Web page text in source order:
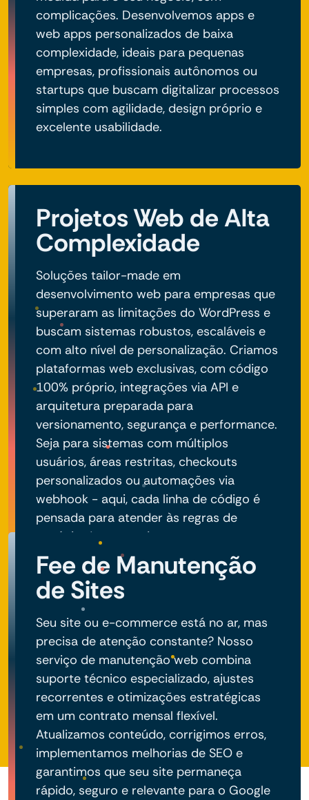
complicações. Desenvolvemos apps e
web apps personalizados de baixa
complexidade, ideais para pequenas
empresas, profissionais autônomos ou
startups que buscam digitalizar processos
simples com agilidade, design próprio e
excelente usabilidade.
Projetos Web de Alta
Complexidade
Soluções tailor-made em
desenvolvimento web para empresas que
superaram as limitações do WordPress e
buscam sistemas robustos, escaláveis e
com alto nível de personalização. Criamos
plataformas web exclusivas, com código
100% próprio, integrações via API e
arquitetura preparada para
versionamento, segurança e performance.
Seja para sistemas com múltiplos
usuários, áreas restritas, checkouts
personalizados ou automações via
webhook - aqui, cada linha de código é
pensada para atender às regras de
negócio do seu projeto.
Fee de Manutenção
de Sites
Seu site ou e-commerce está no ar, mas
precisa de atenção constante? Nosso
serviço de manutenção web combina
suporte técnico especializado, ajustes
recorrentes e otimizações estratégicas
em um contrato mensal flexível.
Atualizamos conteúdo, corrigimos erros,
implementamos melhorias de SEO e
garantimos que seu site permaneça
rápido, seguro e relevante para o Google